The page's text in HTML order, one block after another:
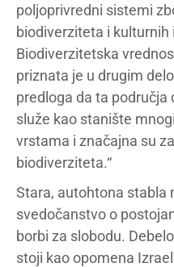
poljoprivredni sistemi
biodiverziteta i
Biodiverzitetska
priznata je u drugim
predloga da ta
služe kao stanište
vrstama i značajna su
biodiverziteta.“
Stara, autohtona stabla
svedočanstvo o
borbi za slobodu.
stoji kao opomena